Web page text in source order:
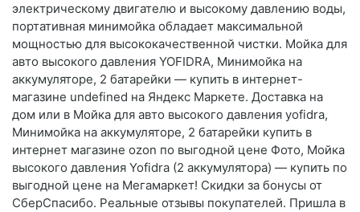
электрическому двигателю и высокому давлению воды,
портативная минимойка обладает максимальной
мощностью для высококачественной чистки. Мойка для
авто высокого давления YOFIDRA, Минимойка на
аккумуляторе, 2 батарейки — купить в интернет-
магазине undefined на Яндекс Маркете. Доставка на
дом или в Мойка для авто высокого давления yofidra,
Минимойка на аккумуляторе, 2 батарейки купить в
интернет магазине ozon по выгодной цене Фото, Мойка
высокого давления Yofidra (2 аккумулятора) — купить по
выгодной цене на Мегамаркет! Скидки за бонусы от
СберСпасибо. Реальные отзывы покупателей. Пришла в